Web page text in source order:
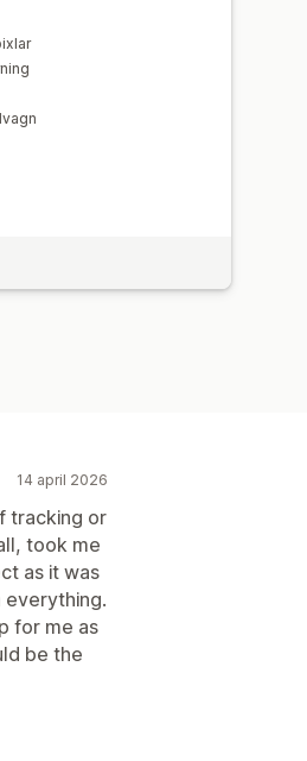
14 april 2026
tracking or
took me
as it was
everything.
for me as
be the